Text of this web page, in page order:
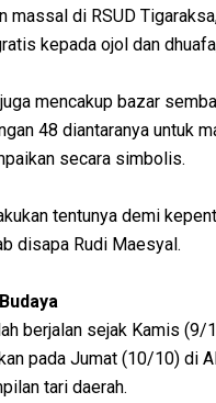
massal di RSUD
kepada ojol dan
mencakup bazar
48 diantaranya untuk
secara simbolis.
tentunya demi
disapa Rudi Maesyal.
berjalan sejak Kamis
pada Jumat (10/10) di
tari daerah.